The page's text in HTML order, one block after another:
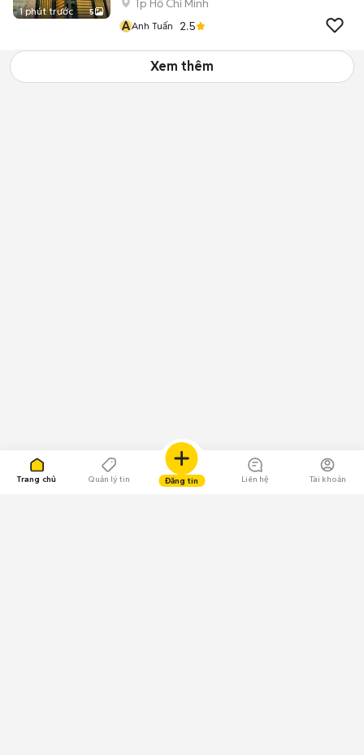
Trang chủ Quản lý tin Đăng tin Liên hệ Tài khoản
1 phút trước 5
Tp Hồ Chí Minh
AAnh Tuấn 2.5
Xem thêm